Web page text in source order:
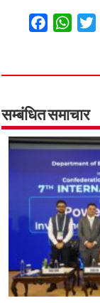
F
e
o
o
k
W
t
A
p
p
r
सम्बंधित समाचार